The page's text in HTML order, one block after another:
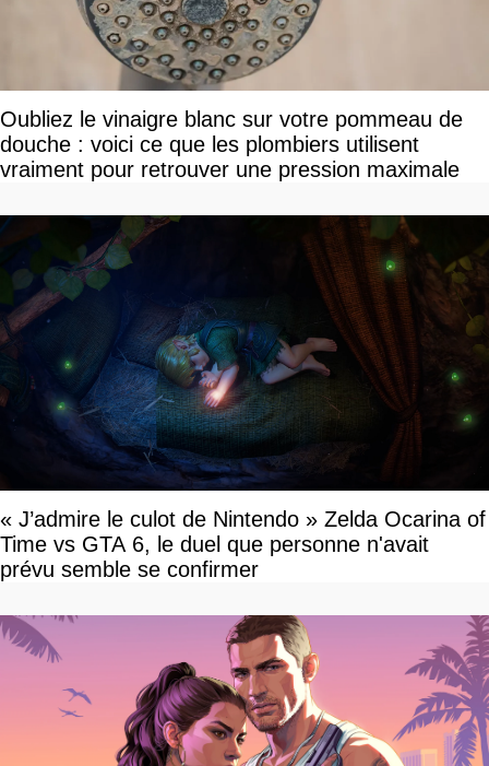
Oubliez le vinaigre blanc sur votre pommeau de
douche : voici ce que les plombiers utilisent
vraiment pour retrouver une pression maximale
« J’admire le culot de Nintendo » Zelda Ocarina of
Time vs GTA 6, le duel que personne n'avait
prévu semble se confirmer